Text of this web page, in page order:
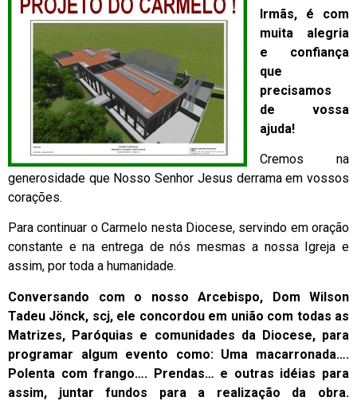
Irmãs, é com
muita alegria
e confiança
que
precisamos
de vossa
ajuda!
Cremos na
generosidade que Nosso Senhor Jesus derrama em vossos
corações.
Para continuar o Carmelo nesta Diocese, servindo em oração
constante e na entrega de nós mesmas a nossa Igreja e
assim, por toda a humanidade.
Conversando com o nosso Arcebispo, Dom Wilson
Tadeu Jönck, scj, ele concordou em união com todas as
Matrizes, Paróquias e comunidades da Diocese, para
programar algum evento como: Uma macarronada….
Polenta com frango…. Prendas… e outras idéias para
assim, juntar fundos para a realização da obra.